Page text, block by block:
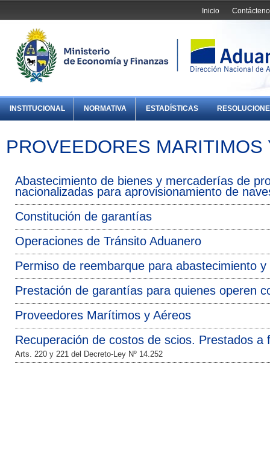
Inicio
INSTITUCIONAL NORMATIVA ESTADÍSTICAS
PROVEEDORES MARITIMOS
Abastecimiento de bienes y mercaderías de
nacionalizadas para aprovisionamiento de
Constitución de garantías
Operaciones de Tránsito Aduanero
Permiso de reembarque para abastecimiento
Prestación de garantías para quienes operen
Proveedores Marítimos y Aéreos
Recuperación de costos de scios. Prestados
Arts. 220 y 221 del Decreto-Ley Nº 14.252